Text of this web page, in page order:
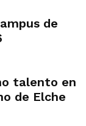
de
talento en
de Elche